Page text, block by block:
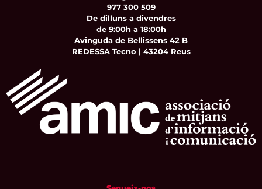
977 300 509
De dilluns a divendres
de 9:00h a 18:00h
Avinguda de Bellissens 42 B
REDESSA Tecno | 43204 Reus